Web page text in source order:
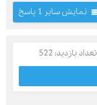
نمایش سایر 1 پاسخ
تعداد بازدید: 522